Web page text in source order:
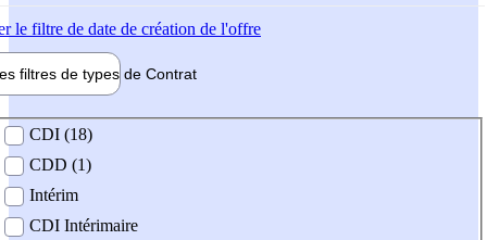
le filtre de date de création de l'offre
filtres de types de Contrat
contrat
CDI (18)
CDD (1)
Intérim
CDI Intérimaire